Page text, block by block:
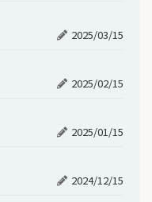
2025/03/15
2025/02/15
2025/01/15
2024/12/15